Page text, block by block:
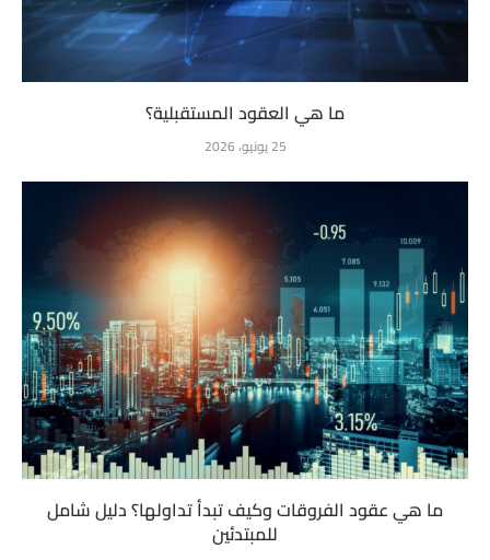
ما هي العقود المستقبلية؟
25 يونيو، 2026
ما هي عقود الفروقات وكيف تبدأ تداولها؟ دليل شامل
للمبتدئين